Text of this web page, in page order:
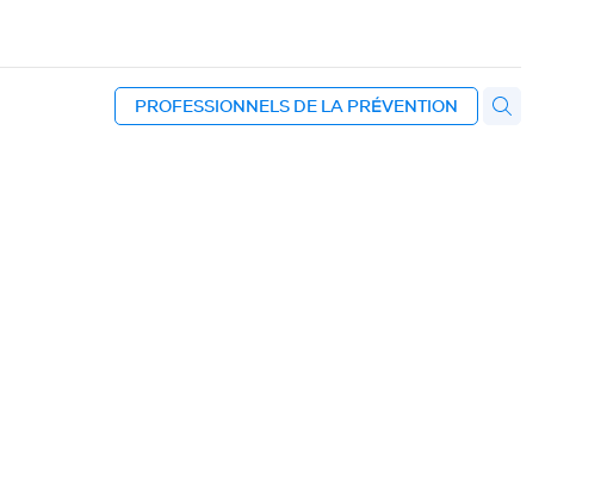
PROFESSIONNELS DE LA PRÉVENTION